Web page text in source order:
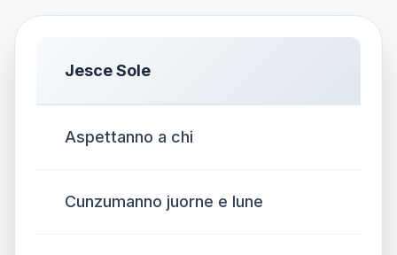
Jesce Sole
Aspettanno a chi
Cunzumanno juorne e lune